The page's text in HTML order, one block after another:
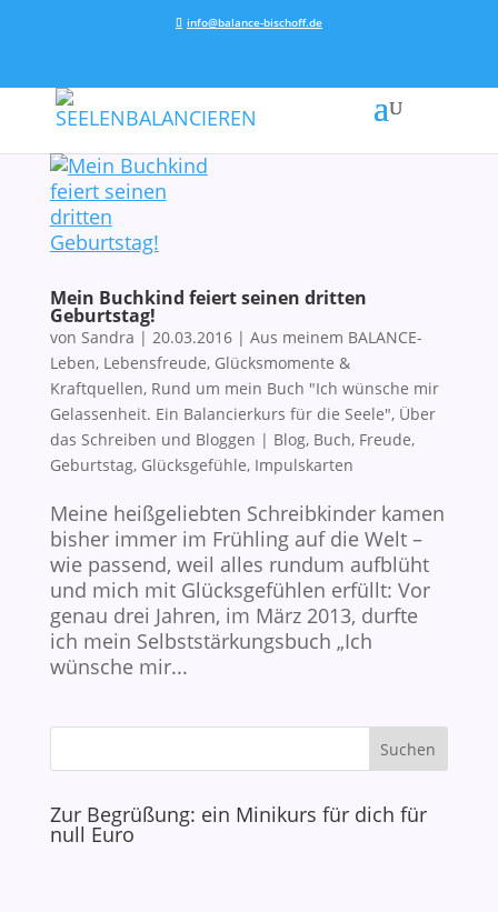
info@balance-bischoff.de
Mein Buchkind feiert seinen dritten
Geburtstag!
von Sandra | 20.03.2016| Aus meinem BALANCE-
Leben, Lebensfreude, Glücksmomente &
Kraftquellen, Rund um mein Buch "Ich wünsche mir
Gelassenheit. Ein Balancierkurs für die Seele", Über
das Schreiben und Bloggen | Blog, Buch, Freude,
Geburtstag, Glücksgefühle, Impulskarten
Meine heißgeliebten Schreibkinder kamen
bisher immer im Frühling auf die Welt –
wie passend, weil alles rundum aufblüht
und mich mit Glücksgefühlen erfüllt: Vor
genau drei Jahren, im März 2013, durfte
ich mein Selbststärkungsbuch „Ich
wünsche mir...
Zur Begrüßung: ein Minikurs für dich für
null Euro